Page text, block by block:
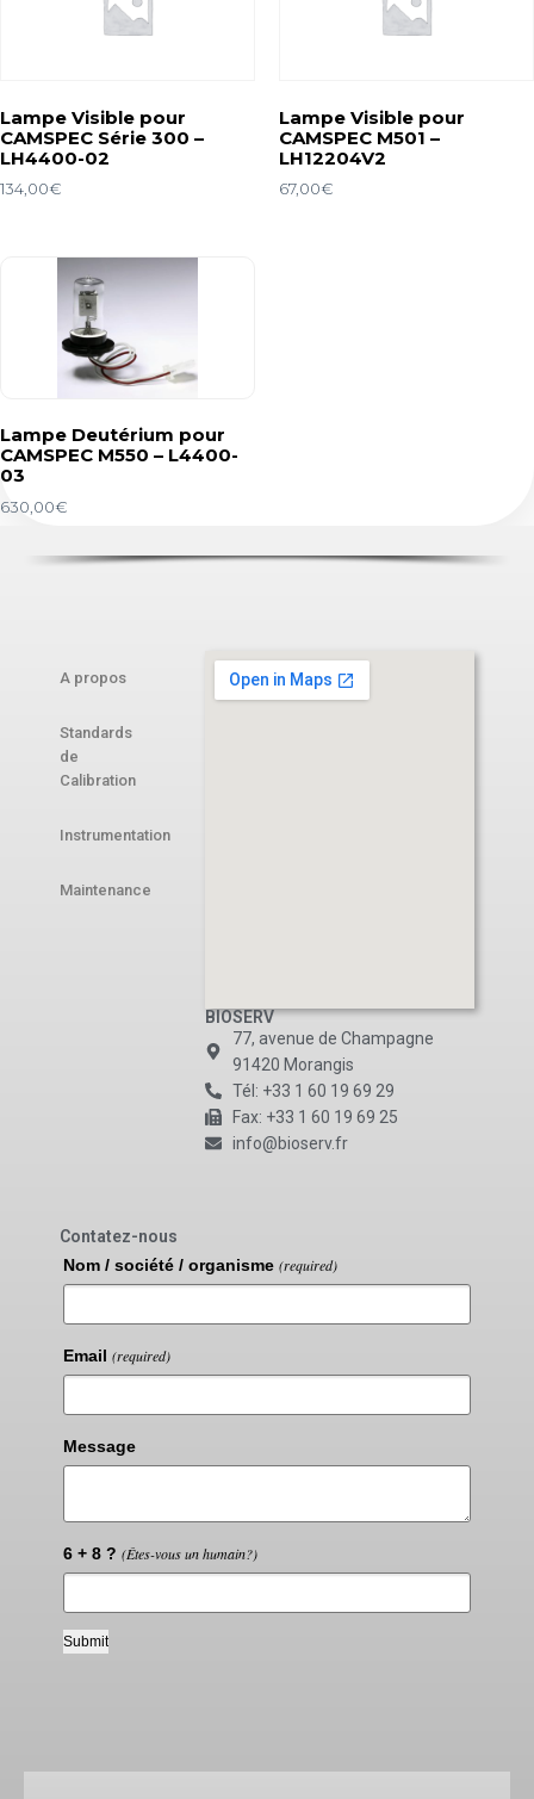
Lampe Visible pour
CAMSPEC Série 300 –
LH4400-02
134,00€
Lampe Visible pour
CAMSPEC M501 –
LH12204V2
67,00€
Lampe Deutérium pour
CAMSPEC M550 – L4400-
03
630,00€
A propos
Standards
de
Calibration
Instrumentation
Maintenance
BIOSERV
77, avenue de Champagne
91420 Morangis
Tél: +33 1 60 19 69 29
Fax: +33 1 60 19 69 25
info@bioserv.fr
Contatez-nous
Nom / société / organisme (required)
Email (required)
Message
6 + 8 ? (Êtes-vous un humain?)